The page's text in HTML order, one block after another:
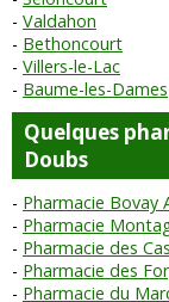
Valdahon
Bethoncourt
Villers-le-Lac
Baume-les-Dames
Quelques
Doubs
Pharmacie Bovay
Pharmacie
Pharmacie des
Pharmacie des
Pharmacie du